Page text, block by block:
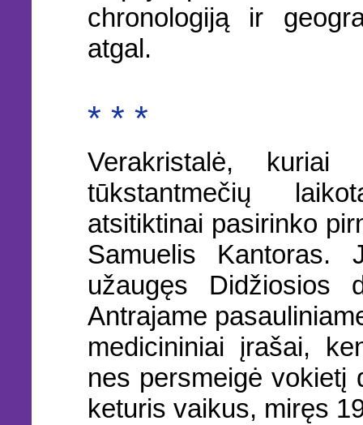
chronologiją ir
atgal.
* * *
Verakristalė, kuriai
tūkstantmečių
atsitiktinai pasirinko
Samuelis
užaugęs Didžiosios
Antrajame
medicininiai įrašai,
nes persmeigė vokietį
keturis vaikus, miręs